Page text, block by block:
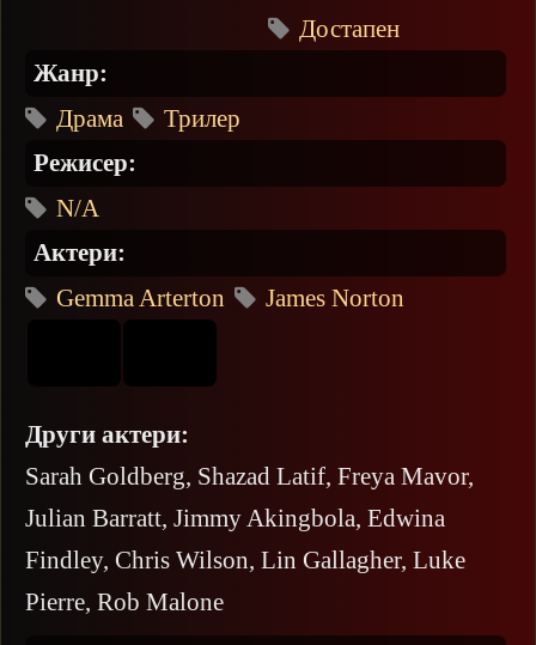
Достапен
Жанр:
Драма
Трилер
Режисер:
N/A
Актери:
Gemma Arterton
James Norton
Други актери:
Sarah Goldberg, Shazad Latif, Freya Mavor,
Julian Barratt, Jimmy Akingbola, Edwina
Findley, Chris Wilson, Lin Gallagher, Luke
Pierre, Rob Malone